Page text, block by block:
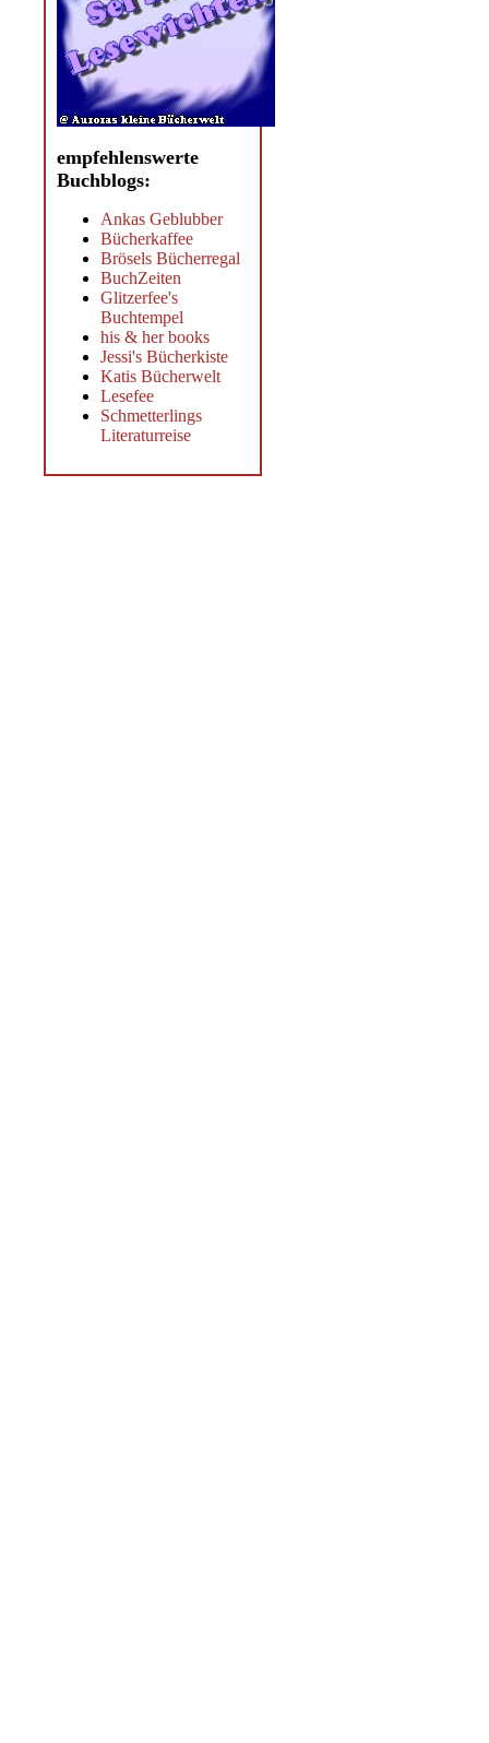
empfehlenswerte
Buchblogs:
Ankas Geblubber
Bücherkaffee
Brösels Bücherregal
BuchZeiten
Glitzerfee's
Buchtempel
his & her books
Jessi's Bücherkiste
Katis Bücherwelt
Lesefee
Schmetterlings
Literaturreise